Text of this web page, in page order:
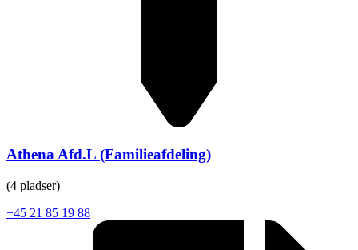
Athena Afd.L (Familieafdeling)
(4 pladser)
+45 21 85 19 88